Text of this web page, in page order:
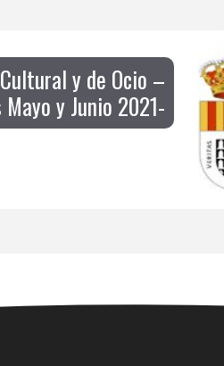
y de Ocio –
y Junio 2021-